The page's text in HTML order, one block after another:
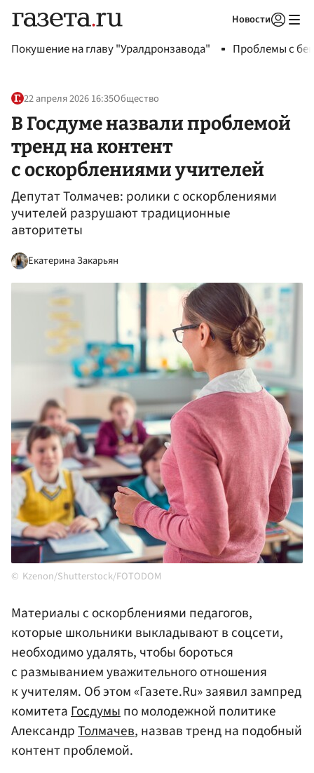
Новости
Покушение на главу "Уралдронзавода" Проблемы с
22 апреля 2026 16:35Общество
В Госдуме назвали проблемой
тренд на контент
с оскорблениями учителей
Депутат Толмачев: ролики с оскорблениями
учителей разрушают традиционные
авторитеты
Екатерина Закарьян
Kzenon/Shutterstock/FOTODOM
Материалы с оскорблениями педагогов,
которые школьники выкладывают в соцсети,
необходимо удалять, чтобы бороться
с размыванием уважительного отношения
к учителям. Об этом «Газете.Ru» заявил зампред
комитетаГосдумыпо молодежной политике
АлександрТолмачев, назвав тренд на подобный
контент проблемой.